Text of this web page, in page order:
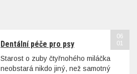
Dentální péče pro psy
Starost o zuby čtyřnohého miláčka
neobstará nikdo jiný, než samotný
06
01